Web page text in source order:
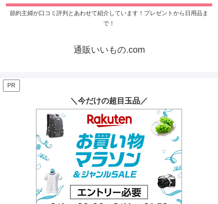
節約主婦が口コミ評判とあわせて紹介しています！プレゼントから日用品ま
で！
通販いいもの.com
PR
＼今だけの超目玉品／